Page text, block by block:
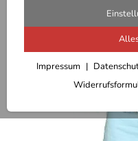
Impressum